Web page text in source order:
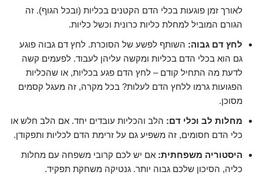
לאורך זמן פוגעות בכלי הדם הקטנים בכליות (ובכל הגוף). זה
הגורם המוביל למחלת כליות כרונית וכשל כליות.
לחץ דם גבוה: השותף לפשע של הסוכרת. לחץ דם גבוה פוגע
גם הוא בכלי הדם בכליות ומקשה עליהן לעבוד. לפעמים קשה
לדעת מה התחיל קודם – לחץ הדם פגע בכליות, או שהכליות
הפגועות גרמו ללחץ הדם לעלות? בכל מקרה, זה מעגל קסמים
מסוכן.
מחלות לב וכלי דם: הלב והכליות עובדים יחד. אם הלב חלש או
כלי הדם חסומים, זה משפיע גם על זרימת הדם לכליות ותפקודן.
היסטוריה משפחתית: אם יש לכם קרובי משפחה עם מחלות
כליה, הסיכון שלכם גבוה יותר. גנטיקה משחקת תפקיד.